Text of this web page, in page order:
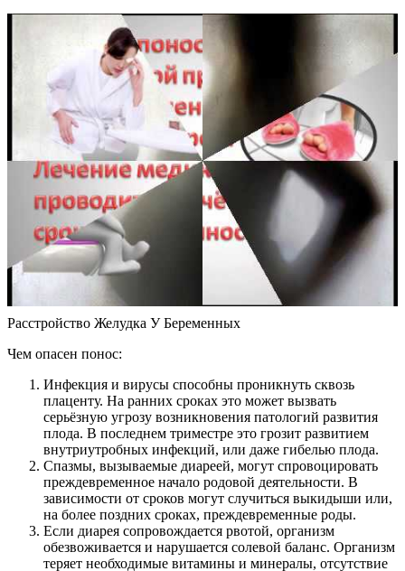
Расстройство Желудка У Беременных
Чем опасен понос:
Инфекция и вирусы способны проникнуть сквозь
плаценту. На ранних сроках это может вызвать
серьёзную угрозу возникновения патологий развития
плода. В последнем триместре это грозит развитием
внутриутробных инфекций, или даже гибелью плода.
Спазмы, вызываемые диареей, могут спровоцировать
преждевременное начало родовой деятельности. В
зависимости от сроков могут случиться выкидыши или,
на более поздних сроках, преждевременные роды.
Если диарея сопровождается рвотой, организм
обезвоживается и нарушается солевой баланс. Организм
теряет необходимые витамины и минералы, отсутствие